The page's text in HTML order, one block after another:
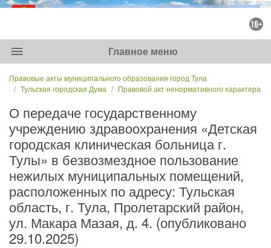
menu Главное меню
Правовые акты муниципального образования город Тула
Тульская городская Дума
Правовой акт ненормативного характера
О передаче государственному
учреждению здравоохранения «Детская
городская клиническая больница г.
Тулы» в безвозмездное пользование
нежилых муниципальных помещений,
расположенных по адресу: Тульская
область, г. Тула, Пролетарский район,
ул. Макара Мазая, д. 4. (опубликовано
29.10.2025)